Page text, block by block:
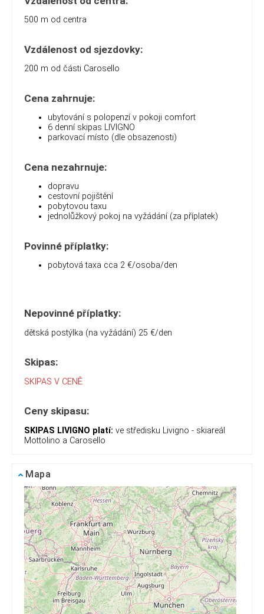
500 m od centra
Vzdálenost od sjezdovky:
200 m od části Carosello
Cena zahrnuje:
ubytování s polopenzí v pokoji comfort
6 denní skipas LIVIGNO
parkovací místo (dle obsazenosti)
Cena nezahrnuje:
dopravu
cestovní pojištění
pobytovou taxu
jednolůžkový pokoj na vyžádání (za příplatek)
Povinné příplatky:
pobytová taxa cca 2 €/osoba/den
Nepovinné příplatky:
dětská postýlka (na vyžádání) 25 €/den
Skipas:
SKIPAS V CENĚ
Ceny skipasu:
SKIPAS LIVIGNO platí: ve středisku Livigno - skiareál
Mottolino a Carosello
Mapa